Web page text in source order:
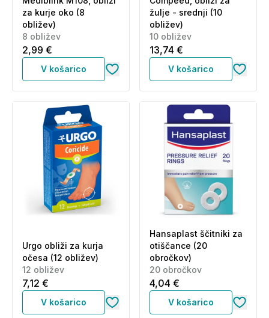
za kurje oko (8
obližev)
8 obližev
2,99 €
V košarico
žulje - srednji (10
obližev)
10 obližev
13,74 €
V košarico
Urgo obliži za kurja
očesa (12 obližev)
12 obližev
7,12 €
V košarico
Hansaplast ščitniki za
otiščance (20
obročkov)
20 obročkov
4,04 €
V košarico